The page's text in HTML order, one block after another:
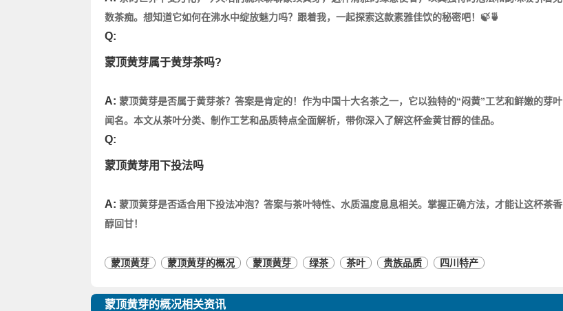
数茶痴。想知道它如何在沸水中绽放魅力吗？跟着我，一起探索这款素雅佳饮的秘密吧！🍃🍵
Q:
蒙顶黄芽属于黄芽茶吗?
A: 蒙顶黄芽是否属于黄芽茶？答案是肯定的！作为中国十大名茶之一，它以独特的“闷黄”工艺和鲜嫩的芽叶
闻名。本文从茶叶分类、制作工艺和品质特点全面解析，带你深入了解这杯金黄甘醇的佳品。
Q:
蒙顶黄芽用下投法吗
A: 蒙顶黄芽是否适合用下投法冲泡？答案与茶叶特性、水质温度息息相关。掌握正确方法，才能让这杯茶香
醇回甘！
蒙顶黄芽 蒙顶黄芽的概况 蒙顶黄芽 绿茶 茶叶 贵族品质 四川特产
蒙顶黄芽的概况相关资讯